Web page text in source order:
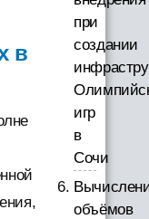
в
при
создании
игр
в
Сочи
объёмов